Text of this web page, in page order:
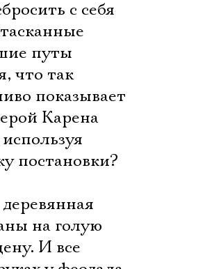
с себя
путы
что так
показывает
Карена
постановки?
на голую
И все